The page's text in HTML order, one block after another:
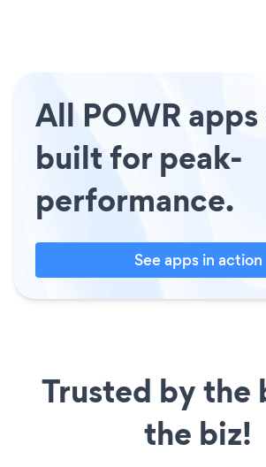
All POWR apps
built for peak-
performance.
See apps in action
Trusted by the
the biz!